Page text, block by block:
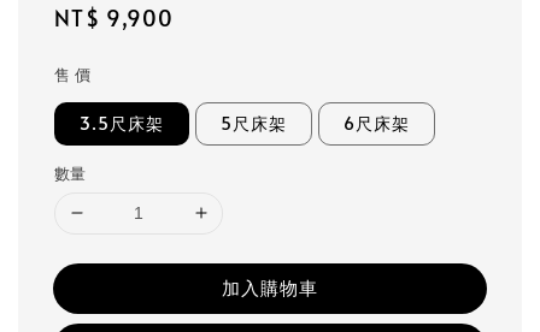
Regular
NT$ 9,900
售 價
3.5尺床架 5尺床架 6尺床架
數量
加入購物車